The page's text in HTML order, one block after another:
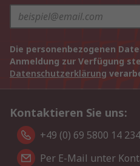
Die personenbezogenen
Anmeldung zur Verfügung
Datenschutzerklärung
Kontaktieren Sie uns:
+49 (0) 69 5800 14 234
Per E-Mail unter